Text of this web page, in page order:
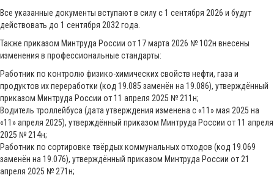
Все указанные документы вступают в силу с 1 сентября 2026 и будут
действовать до 1 сентября 2032 года.
Также приказом Минтруда России от 17 марта 2026 № 102н внесены
изменения в профессиональные стандарты:
Работник по контролю физико-химических свойств нефти, газа и
продуктов их переработки (код 19.085 заменён на 19.086), утверждённый
приказом Минтруда России от 11 апреля 2025 № 211н;
Водитель троллейбуса (дата утверждения изменена с «11» мая 2025 на
«11» апреля 2025), утверждённый приказом Минтруда России от 11 апреля
2025 № 214н;
Работник по сортировке твёрдых коммунальных отходов (код 19.069
заменён на 19.076), утверждённый приказом Минтруда России от 21
апреля 2025 № 271н;